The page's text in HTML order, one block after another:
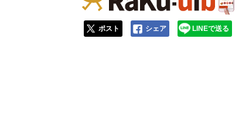
ポスト シェア LINEで送る